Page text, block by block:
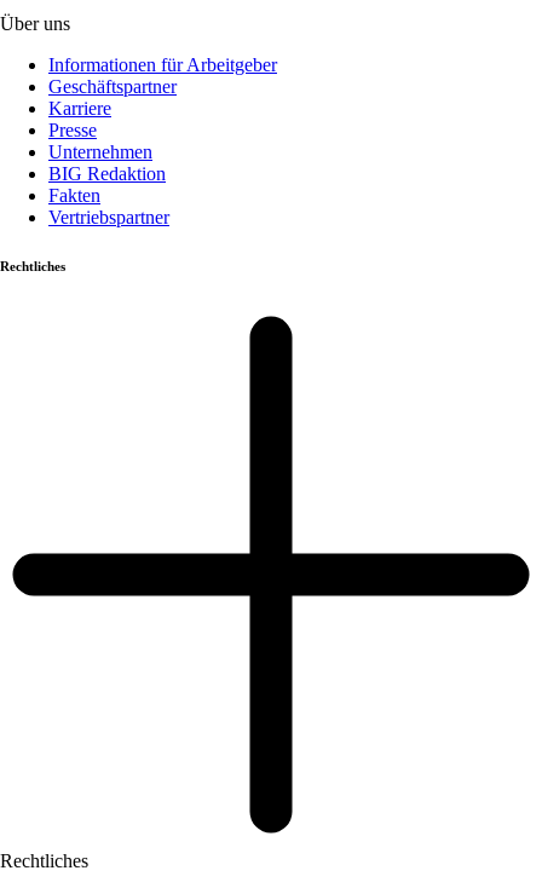
Über uns
Informationen für Arbeitgeber
Geschäftspartner
Karriere
Presse
Unternehmen
BIG Redaktion
Fakten
Vertriebspartner
Rechtliches
Rechtliches